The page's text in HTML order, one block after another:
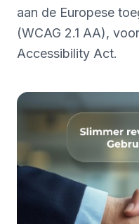
aan de Europese
(WCAG 2.1 AA),
Accessibility Act.